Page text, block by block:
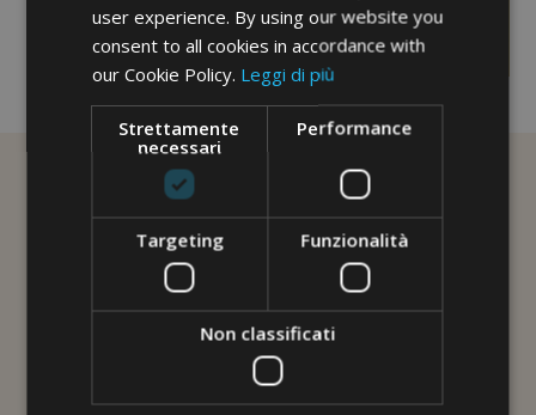
user experience. By using our website you
consent to all cookies in accordance with
our Cookie Policy. Leggi di più
Strettamente
necessari
Performance
Targeting Funzionalità
Non classificati